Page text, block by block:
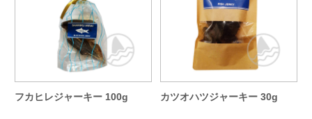
フカヒレジャーキー 100g カツオハツジャーキー 30g